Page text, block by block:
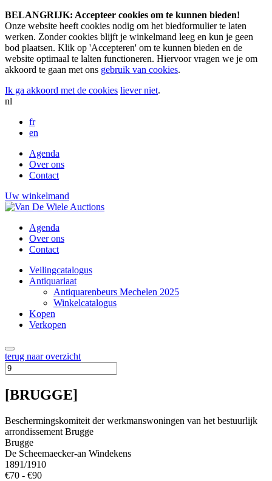
BELANGRIJK: Accepteer cookies om te kunnen bieden!
Onze website heeft cookies nodig om het biedformulier te laten
werken. Zonder cookies blijft je winkelmand leeg en kun je geen
bod plaatsen. Klik op 'Accepteren' om te kunnen bieden en de
website optimaal te lalten functioneren. Hiervoor vragen we je om
akkoord te gaan met ons gebruik van cookies.
Ik ga akkoord met de cookies liever niet.
nl
fr
en
Agenda
Over ons
Contact
Uw winkelmand
Agenda
Over ons
Contact
Veilingcatalogus
Antiquariaat
Antiquarenbeurs Mechelen 2025
Winkelcatalogus
Kopen
Verkopen
terug naar overzicht
[BRUGGE]
Beschermingskomiteit der werkmanswoningen van het bestuurlijk
arrondissement Brugge
Brugge
De Scheemaecker-an Windekens
1891/1910
€70 - €90